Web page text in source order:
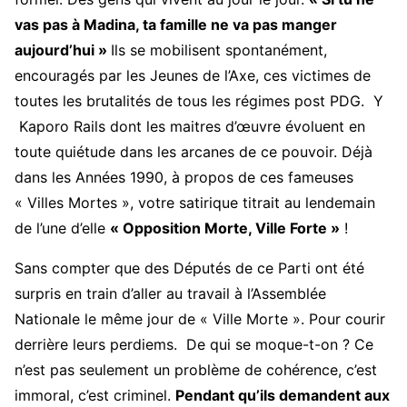
vas pas à Madina, ta famille ne va pas manger
aujourd’hui » Ils se mobilisent spontanément,
encouragés par les Jeunes de l’Axe, ces victimes de
toutes les brutalités de tous les régimes post PDG. Y
Kaporo Rails dont les maitres d’œuvre évoluent en
toute quiétude dans les arcanes de ce pouvoir. Déjà
dans les Années 1990, à propos de ces fameuses
« Villes Mortes », votre satirique titrait au lendemain
de l’une d’elle « Opposition Morte, Ville Forte » !
Sans compter que des Députés de ce Parti ont été
surpris en train d’aller au travail à l’Assemblée
Nationale le même jour de « Ville Morte ». Pour courir
derrière leurs perdiems. De qui se moque-t-on ? Ce
n’est pas seulement un problème de cohérence, c’est
immoral, c’est criminel. Pendant qu’ils demandent aux